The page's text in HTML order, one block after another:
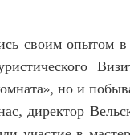
своим опытом
но и
директор